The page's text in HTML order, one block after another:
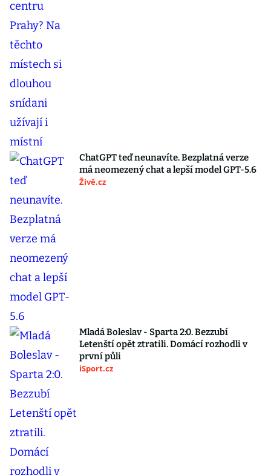
ChatGPT teď neunavíte. Bezplatná verze
má neomezený chat a lepší model GPT-5.6
Živě.cz
Mladá Boleslav - Sparta 2:0. Bezzubí
Letenští opět ztratili. Domácí rozhodli v
první půli
iSport.cz